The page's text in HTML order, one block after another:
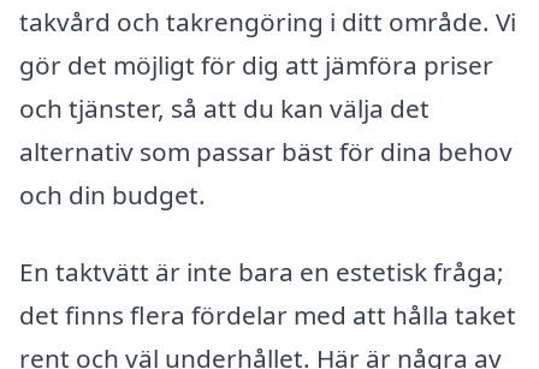
takvård och takrengöring i ditt område. Vi
gör det möjligt för dig att jämföra priser
och tjänster, så att du kan välja det
alternativ som passar bäst för dina behov
och din budget.
En taktvätt är inte bara en estetisk fråga;
det finns flera fördelar med att hålla taket
rent och väl underhållet. Här är några av